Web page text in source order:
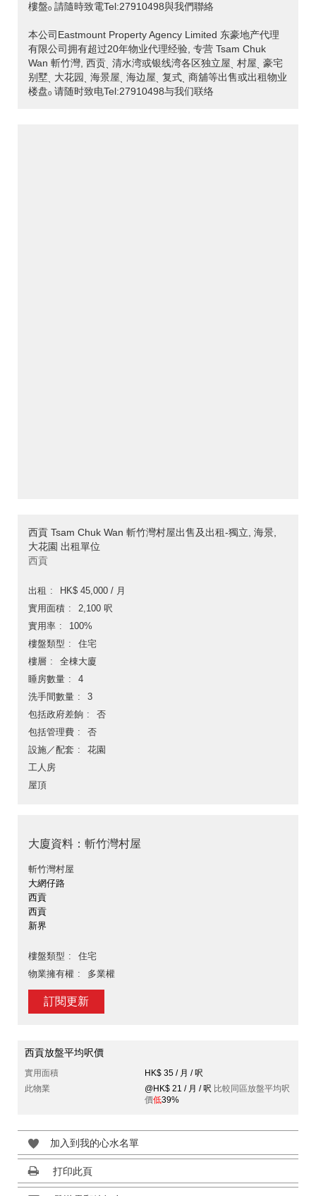
樓盤ₒ 請隨時致電Tel:27910498與我們聯絡
本公司Eastmount Property Agency Limited 东豪地产代理
有限公司拥有超过20年物业代理经验, 专营 Tsam Chuk
Wan 斬竹灣, 西贡ˎ 清水湾或银线湾各区独立屋ˎ 村屋ˎ 豪宅
别墅ˎ 大花园ˎ 海景屋ˎ 海边屋ˎ 复式ˎ 商舖等出售或出租物业
楼盘ₒ 请随时致电Tel:27910498与我们联络
西貢 Tsam Chuk Wan 斬竹灣村屋出售及出租-獨立, 海景,
大花園 出租單位
西貢
出租
HK$ 45,000 / 月
實用面積
2,100 呎
實用率
100%
樓盤類型
住宅
樓層
全棟大廈
睡房數量
4
洗手間數量
3
包括政府差餉
否
包括管理費
否
設施／配套
花園
工人房
屋頂
大廈資料：斬竹灣村屋
斬竹灣村屋
大網仔路
西貢
西貢
新界
樓盤類型
住宅
物業擁有權
多業權
訂閱更新
西貢放盤平均呎價
實用面積
HK$ 35 / 月 / 呎
此物業
@HK$ 21 / 月 / 呎 比較同區放盤平均呎
價低39%
加入到我的心水名單
打印此頁